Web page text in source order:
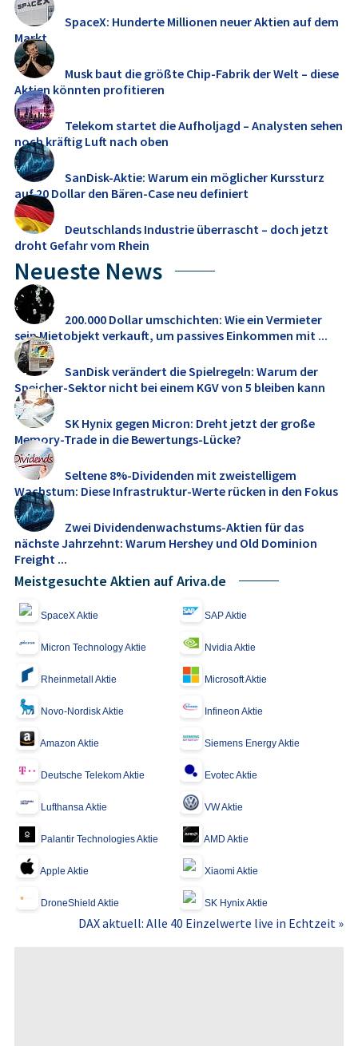
SpaceX: Hunderte Millionen neuer Aktien auf dem
Markt
Musk baut die größte Chip-Fabrik der Welt – diese
Aktien könnten profitieren
Telekom startet die Aufholjagd – Analysten sehen
noch kräftig Luft nach oben
SanDisk-Aktie: Warum ein möglicher Kurssturz
auf 20 Dollar den Bären-Case neu definiert
Deutschlands Industrie überrascht – doch jetzt
droht Gefahr vom Rhein
Neueste News
200.000 Dollar umschichten: Wie ein Vermieter
sein Mietobjekt verkauft, um passives Einkommen mit ...
SanDisk verändert die Spielregeln: Warum der
Speicher-Sektor nicht bei einem KGV von 5 bleiben kann
SK Hynix gegen Micron: Dreht jetzt der große
Memory‑Trade in die Bewertungs-Lücke?
Seltene 8%-Dividenden mit zweistelligem
Wachstum: Diese Infrastruktur-Werte rücken in den Fokus
Zwei Dividendenwachstums-Aktien für das
nächste Jahrzehnt: Warum Hershey und Old Dominion
Freight ...
Meistgesuchte Aktien auf Ariva.de
SpaceX Aktie SAP Aktie
Micron Technology Aktie Nvidia Aktie
Rheinmetall Aktie Microsoft Aktie
Novo-Nordisk Aktie Infineon Aktie
Amazon Aktie Siemens Energy Aktie
Deutsche Telekom Aktie Evotec Aktie
Lufthansa Aktie VW Aktie
Palantir Technologies Aktie AMD Aktie
Apple Aktie Xiaomi Aktie
DroneShield Aktie SK Hynix Aktie
DAX aktuell: Alle 40 Einzelwerte live in Echtzeit »